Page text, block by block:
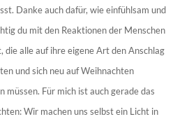
Danke auch dafür, wie einfühlsam und
du mit den Reaktionen der Menschen
die alle auf ihre eigene Art den Anschlag
und sich neu auf Weihnachten
müssen. Für mich ist auch gerade das
Wir machen uns selbst ein Licht in